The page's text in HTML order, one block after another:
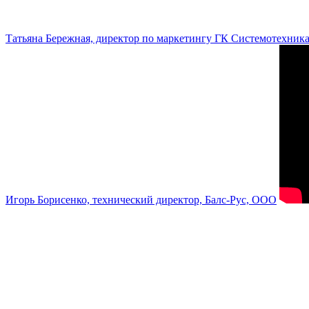
Татьяна Бережная, директор по маркетингу ГК Системотехника
Игорь Борисенко, технический директор, Балс-Рус, ООО